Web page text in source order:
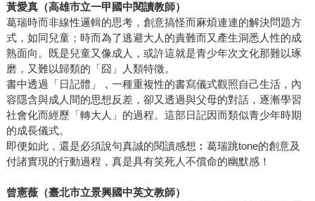
黃愛真（高雄市立一甲國中閱讀教師）
葛瑞時而非線性邏輯的思考，創意搞怪而麻煩連連的解決問題方
式，如同兒童；時而為了逃避大人的責難而又產生洞悉人性的成
熟面向。既是兒童又像成人，或許這就是青少年次文化那難以琢
磨，又難以歸類的「囧」人類特徵。
書中透過「日記體」，一種重複性的書寫儀式觀照自己生活，內
容隱含與成人間的思想反差，卻又透過與父母的對話，逐漸學習
社會化而經歷「轉大人」的過程。這部日記因而類似青少年時期
的成長儀式。
即便如此，還是必須說句真誠的閱讀感想︰葛瑞跳tone的創意及
付諸實現的行動過程，真是具有笑死人不償命的幽默感！
曾憲薇（臺北市立景興國中英文教師）